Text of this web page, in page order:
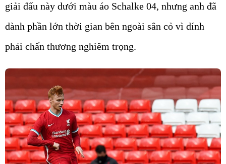
giải đấu này dưới màu áo Schalke 04, nhưng anh đã
dành phần lớn thời gian bên ngoài sân cỏ vì dính
phải chấn thương nghiêm trọng.